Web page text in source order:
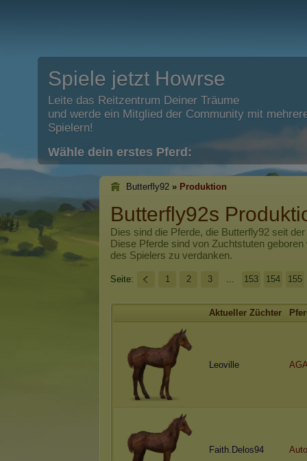
Spiele jetzt Howrse
Leite das Reitzentrum Deiner Träume
und werde ein Mitglied der Community mit
Spielern!
Wähle dein erstes Pferd:
Butterfly92 » Produktion
Butterfly92s
Dies sind die Pferde, die Butterfly92 seit
Diese Pferde sind von Zuchtstuten
des Spielers zu verdanken.
Seite: 1 2 3 ... 153 154 155
Aktueller Züchter
Leoville
Faith.Delos94